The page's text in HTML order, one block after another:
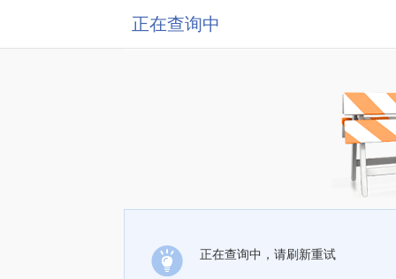
正在查询中
正在查询中，请刷新重试